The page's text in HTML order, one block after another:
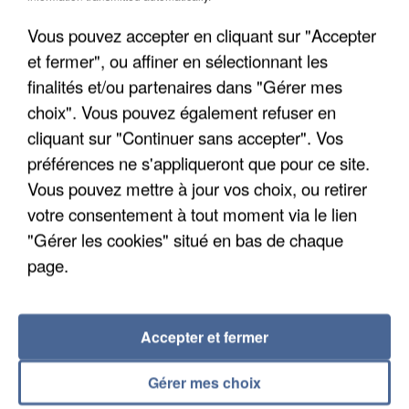
APRÈS TOUTES CES CANICULES, LES REFUGES
DE FAUNE SAUVAGE SONT...
Vous pouvez accepter en cliquant sur "Accepter
et fermer", ou affiner en sélectionnant les
finalités et/ou partenaires dans "Gérer mes
choix". Vous pouvez également refuser en
cliquant sur "Continuer sans accepter". Vos
préférences ne s'appliqueront que pour ce site.
Vous pouvez mettre à jour vos choix, ou retirer
votre consentement à tout moment via le lien
"Gérer les cookies" situé en bas de chaque
page.
Gérer mes choix
Accepter et fermer